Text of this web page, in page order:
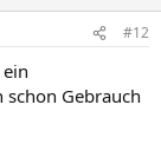
#12
Gebrauch